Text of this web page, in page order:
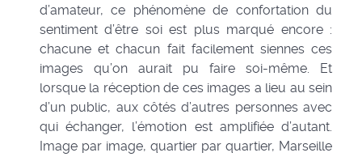
d’amateur, ce phénomène de confortation du
sentiment d’être soi est plus marqué encore :
chacune et chacun fait facilement siennes ces
images qu’on aurait pu faire soi-même. Et
lorsque la réception de ces images a lieu au sein
d’un public, aux côtés d’autres personnes avec
qui échanger, l’émotion est amplifiée d’autant.
Image par image, quartier par quartier, Marseille